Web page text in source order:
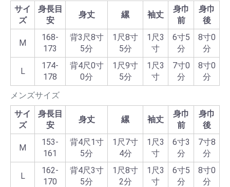
メンズサイズ
サイ
ズ
身長目
安
身丈 縲 袖丈
身巾
前
身巾
後
M
168-
173
背3尺8寸
5分
1尺8寸
5分
1尺3
寸
6寸5
分
8寸0
分
L
174-
178
背4尺0寸
0分
1尺9寸
5分
1尺3
寸
7寸0
分
8寸0
分
サイ
ズ
身長目
安
身丈 縲 袖丈
身巾
前
身巾
後
M
153-
161
背4尺1寸
5分
1尺7寸
4分
1尺3
寸
6寸3
分
7寸8
分
L
162-
170
背4尺3寸
5分
1尺8寸
2分
1尺3
寸
6寸5
分
8寸0
分